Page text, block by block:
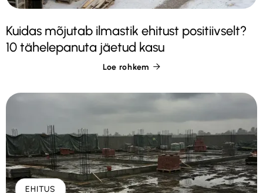
Kuidas mõjutab ilmastik ehitust positiivselt?
10 tähelepanuta jäetud kasu
Loe rohkem 
EHITUS